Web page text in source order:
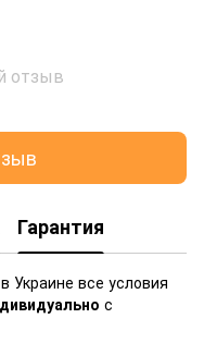
отзыв
Гарантия
в Украине все условия
с